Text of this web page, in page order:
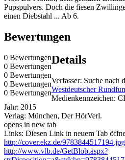
Pupspulvers. Doch die fiesen
einen Diebstahl ... Ab 6.
Bewertungen
0 Bewertungen
0 Bewertungen
0 Bewertungen
0 Bewertungen
0 Bewertungen
Details
Verfasser: Suche nach
Westdeutscher
Medienkennzeichen:
Jahr: 2015
Verlag: München, Der HörVerl.
opens in new tab
Links: Diesen Link in neuem Tab
http://cover.ekz.de/
http://www.vlb.de/GetBlob.aspx?